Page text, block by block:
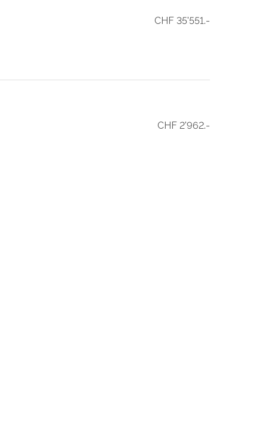
CHF 35'551.-
CHF 2'962.-